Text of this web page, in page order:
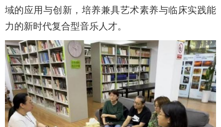
域的应用与创新，培养兼具艺术素养与临床实践能
力的新时代复合型音乐人才。